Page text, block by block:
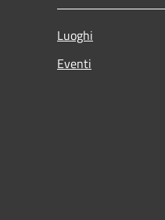
Luoghi
Eventi